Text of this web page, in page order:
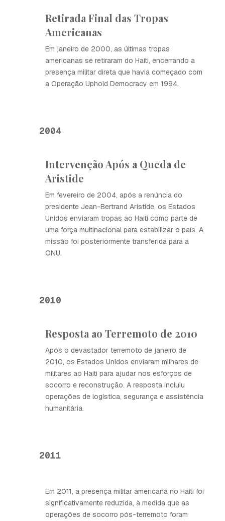
Retirada Final das Tropas
Americanas
Em janeiro de 2000, as últimas tropas
americanas se retiraram do Haiti, encerrando a
presença militar direta que havia começado com
a Operação Uphold Democracy em 1994.
2004
Intervenção Após a Queda de
Aristide
Em fevereiro de 2004, após a renúncia do
presidente Jean-Bertrand Aristide, os Estados
Unidos enviaram tropas ao Haiti como parte de
uma força multinacional para estabilizar o país. A
missão foi posteriormente transferida para a
ONU.
2010
Resposta ao Terremoto de 2010
Após o devastador terremoto de janeiro de
2010, os Estados Unidos enviaram milhares de
militares ao Haiti para ajudar nos esforços de
socorro e reconstrução. A resposta incluiu
operações de logística, segurança e assistência
humanitária.
2011
Em 2011, a presença militar americana no Haiti foi
significativamente reduzida, à medida que as
operações de socorro pós-terremoto foram